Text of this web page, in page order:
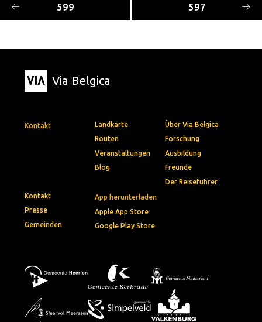
599 597
Via Belgica
Kontakt
App herunterladen
Apple App Store
Google Play Store
Landkarte
Routen
Veranstaltungen
Blog
Über Via Belgica
Forschung
Ausbildung
Freunde
Der Reiseführer
Kontakt
Presse
Gemeinden